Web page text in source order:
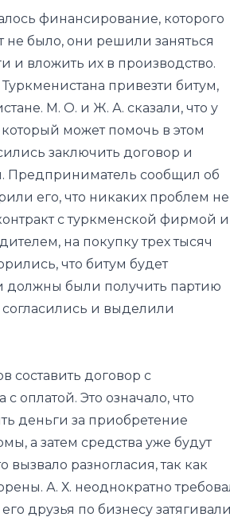
привезти битум,
М. О. и Ж. А. сказали, что у
который может помочь в этом
заключить договор и
Предприниматель сообщил об
его, что никаких проблем не
с туркменской фирмой и
на покупку трех тысяч
что битум будет
должны были получить партию
согласились и выделили
составить договор с
оплатой. Это означало, что
деньги за приобретение
а затем средства уже будут
разногласия, так как
А. Х. неоднократно требовал
друзья по бизнесу затягивали
сторона, с которой он был давно
пытался объяснить, что
но они говорили, что